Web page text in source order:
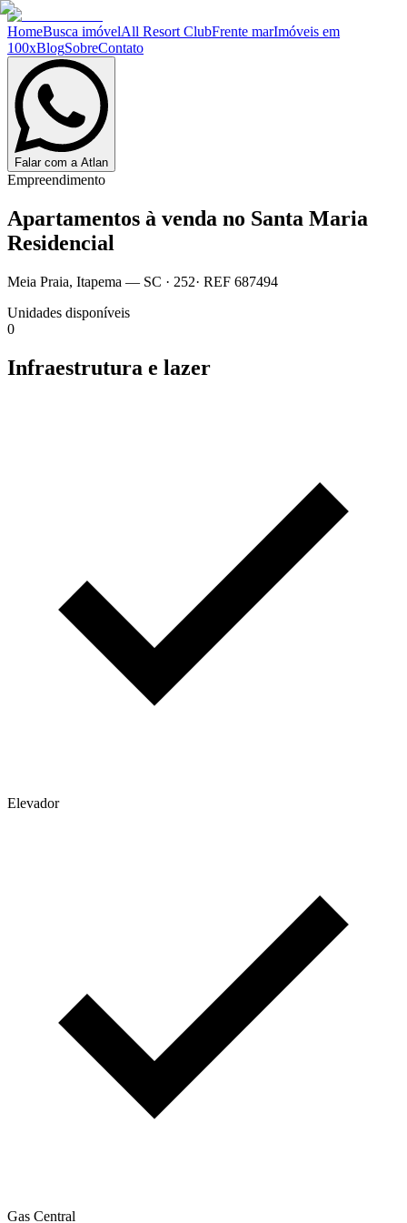
HomeBusca imóvelAll Resort ClubFrente marImóveis em
100xBlogSobreContato
Falar com a Atlan
Empreendimento
Apartamentos à venda no Santa Maria
Residencial
Meia Praia, Itapema — SC · 252· REF 687494
Unidades disponíveis
0
Infraestrutura e lazer
Elevador
Gas Central